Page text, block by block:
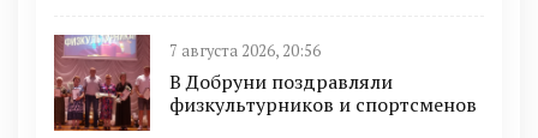
7 августа 2026, 20:56
В Добруни поздравляли
физкультурников и спортсменов